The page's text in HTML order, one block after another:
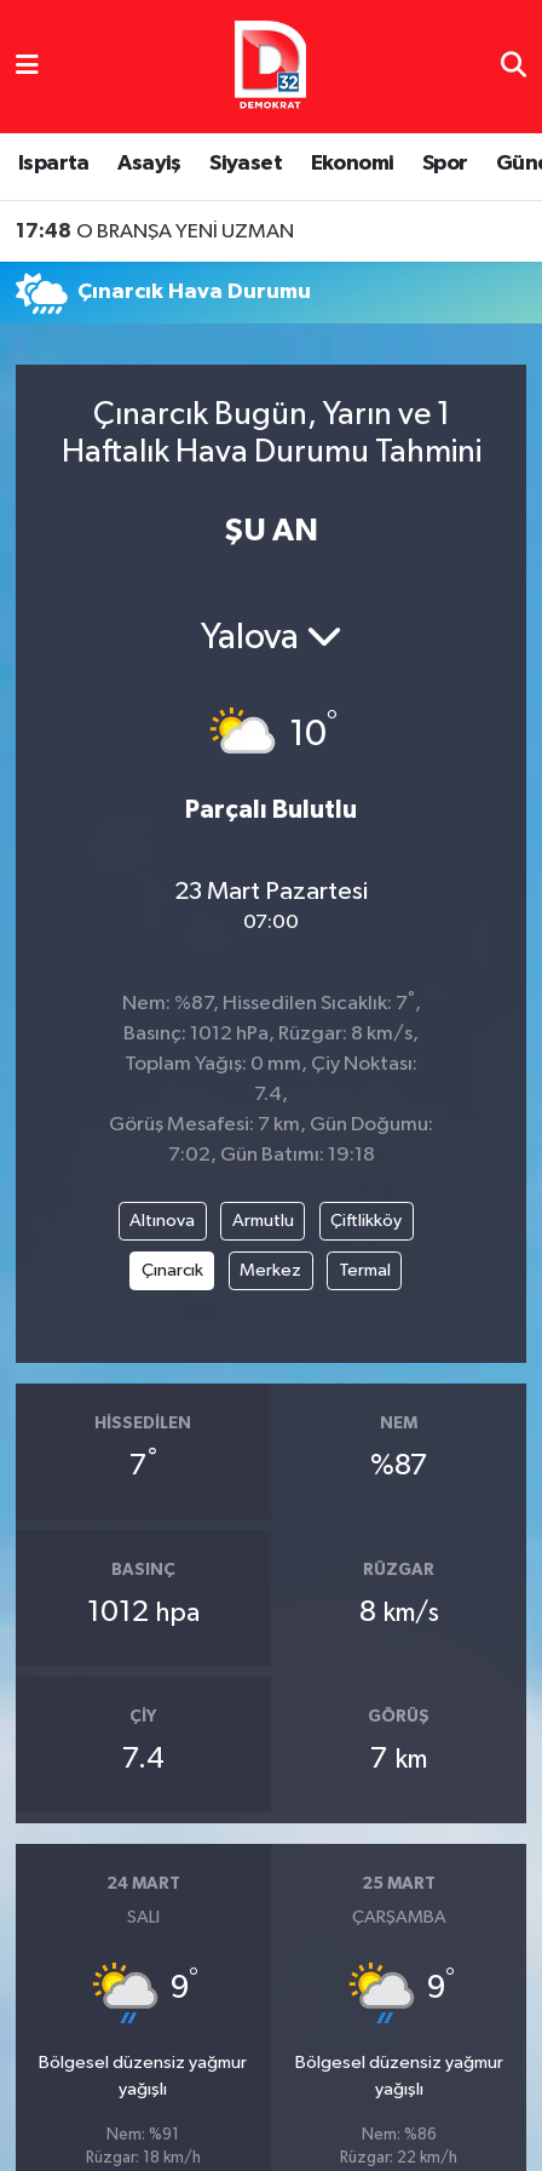
Isparta Asayiş Siyaset Ekonomi Spor
17:48 O BRANŞA YENİ UZMAN
Çınarcık Hava Durumu
Çınarcık Bugün, Yarın ve 1
Haftalık Hava Durumu Tahmini
ŞU AN
Yalova
10°
Parçalı Bulutlu
23 Mart Pazartesi
07:00
Nem: %87, Hissedilen Sıcaklık: 7°,
Basınç: 1012 hPa, Rüzgar: 8 km/s,
Toplam Yağış: 0 mm, Çiy Noktası:
7.4,
Görüş Mesafesi: 7 km, Gün Doğumu:
7:02, Gün Batımı: 19:18
Altınova Armutlu Çiftlikköy
Çınarcık Merkez Termal
HISSEDILEN
7°
NEM
%87
BASINÇ
1012 hpa
RÜZGAR
8 km/s
ÇIY
7.4
GÖRÜŞ
7 km
24 MART
SALI
9°
Bölgesel düzensiz yağmur
yağışlı
Nem: %91
Rüzgar: 18 km/h
25 MART
ÇARŞAMBA
9°
Bölgesel düzensiz yağmur
yağışlı
Nem: %86
Rüzgar: 22 km/h
Isparta Nöbetçi Eczaneler
Isparta Hava Durumu
Tüm Manşetler
Son Dakika Haberleri